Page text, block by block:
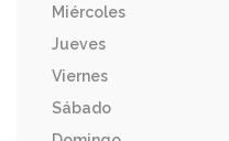
Miércoles
Jueves
Viernes
Sábado